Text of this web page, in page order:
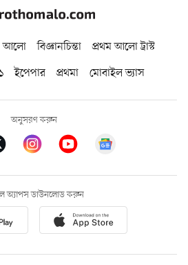
আলো বিজ্ঞানচিন্তা
প্রথম আলো ট্রাস্ট
ইপেপার প্রথমা মোবাইল ভ্যাস
অনুসরণ করুন
অ্যাপস ডাউনলোড করুন